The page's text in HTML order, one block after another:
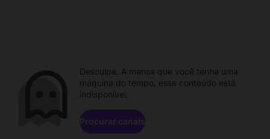
Desculpe. A menos que você tenha uma
máquina do tempo, esse conteúdo está
indisponível.
Procurar canais